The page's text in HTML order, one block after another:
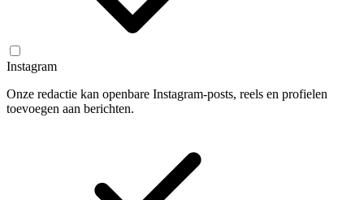
Instagram
Onze redactie kan openbare Instagram-posts, reels en profielen
toevoegen aan berichten.